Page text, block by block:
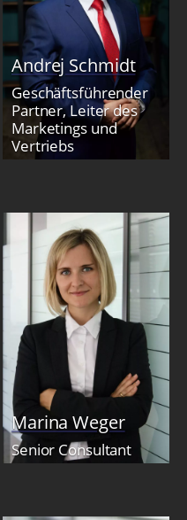
Andrej Schmidt
Geschäftsführender
Partner, Leiter des
Marketings und
Vertriebs
Marina Weger
Senior Consultant